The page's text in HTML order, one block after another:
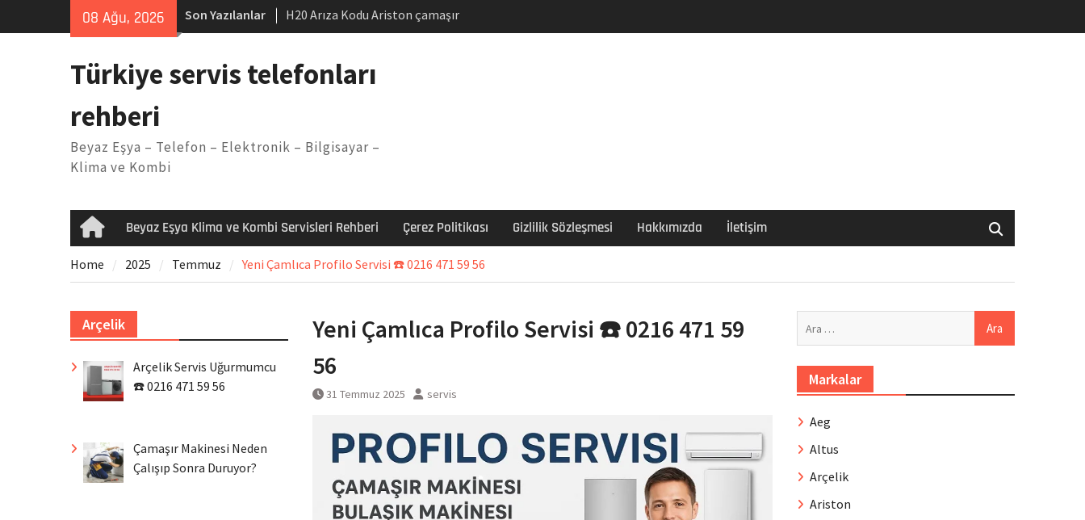
08 Ağu, 2026 Son Yazılanlar
H20 Arıza Kodu Ariston çamaşır
makinesi Sorunu
Arçelik buzdolabı F5 Hatası Çözüm
Ferroli klima E3 Arızası Çözümü
Türkiye servis telefonları
rehberi
Beyaz Eşya – Telefon – Elektronik – Bilgisayar –
Klima ve Kombi
HomeBeyaz Eşya Klima ve Kombi Servisleri Rehberi Çerez Politikası Gizlilik Sözleşmesi Hakkımızda İletişim
Home 2025 Temmuz Yeni Çamlıca Profilo Servisi ☎️ 0216 471 59 56
Yeni Çamlıca Profilo Servisi ☎️ 0216 471 59
56
31 Temmuz 2025 servis
Markalar
Aeg
Altus
Arçelik
Ariston
Arçelik
Arçelik Servis Uğurmumcu
☎️ 0216 471 59 56
Çamaşır Makinesi Neden
Çalışıp Sonra Duruyor?